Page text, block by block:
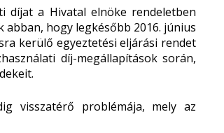
díjat a Hivatal elnöke rendeletben
abban, hogy legkésőbb 2016. június
kerülő egyeztetési eljárási rendet
díj-megállapítások során,
visszatérő problémája, mely az